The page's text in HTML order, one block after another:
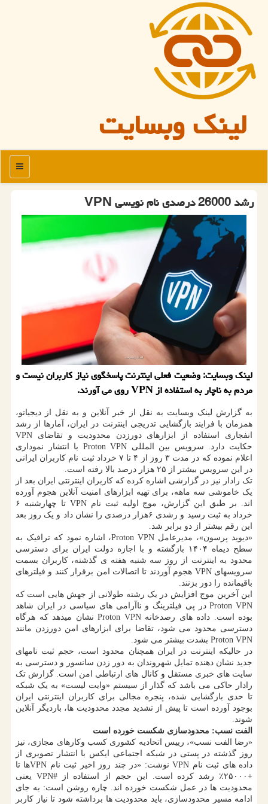
لینک وبسایت
منو
رشد 26000 درصدی نام نویسی VPN
لینک وبسایت: وضعیت فعلی اینترنت پاسخگوی نیاز کاربران نیست و
مردم به ناچار به استفاده از VPN روی می آورند.
به گزارش لینک وبسایت به نقل از خبر آنلاین و به نقل از دیجیاتو،
همزمان با فرایند بازگشایی تدریجی اینترنت در ایران، آمارها از رشد
انفجاری استفاده از ابزارهای دورزدن محدودیت و تقاضای VPN
حکایت دارد. سرویس بین المللی Proton VPN با انتشار نموداری
اعلام نموده که در مدت ۳ روز از ۴ تا ۷ خرداد ثبت نام کاربران ایرانی
در این سرویس بیشتر از ۲۵ هزار درصد بالا رفته است.
تک رادار نیز در گزارشی اشاره کرده که کاربران اینترنتی ایران بعد از
یک خاموشی سه ماهه، برای تهیه ابزارهای امنیت آنلاین هجوم آورده
اند. بر طبق این گزارش، موج اولیه ثبت نام VPN تا چهارشنبه ۶
خرداد به ثبت رسید و رشدی ۶هزار درصدی را نشان داد و یک روز بعد
این رقم بیشتر از دو برابر شد.
«دیوید پرسون»، مدیرعامل Proton VPN، اشاره نمود که ترافیک به
سطح دیماه ۱۴۰۴ بازگشته و با اجازه دولت ایران برای دسترسی
محدود به اینترنت از روز سه شنبه هفته ی گذشته، کاربران بسمت
سرویسهای VPN هجوم آوردند تا اتصالات امن برقرار کنند و فیلترهای
باقیمانده را دور بزنند.
این آخرین موج افزایش در یک رشته طولانی از جهش هایی است که
Proton VPN در پی فیلترینگ و ناآرامی های سیاسی در ایران شاهد
بوده است. داده های رصدخانه Proton VPN نشان میدهد که هرگاه
دسترسی محدود می شود، تقاضا برای ابزارهای امن دورزدن مانند
Proton VPN بشدت بیشتر می شود.
در حالیکه اینترنت در ایران همچنان محدود است، حجم ثبت نامهای
جدید نشان دهنده تمایل شهروندان به دور زدن سانسور و دسترسی به
سایت های خبری مستقل و کانال های ارتباطی امن است. گزارش تک
رادار حاکی می باشد که گذار از سیستم «وایت لیست» به یک شبکه
تا حدی بازگشایی شده، پنجره مجالی برای کاربران اینترنتی ایران
بوجود آورده است تا پیش از تشدید مجدد محدودیت ها، باردیگر آنلاین
شوند.
الفت نسب: محدودسازی شکست خورده است
«رضا الفت نسب»، رییس اتحادیه کشوری کسب وکارهای مجازی، نیز
روز گذشته در پستی در شبکه اجتماعی ایکس با انتشار تصویری از
داده های ثبت نام VPN نوشت: «در چند روز اخیر ثبت نام VPNها تا
+۲۵۰۰۰٪ رشد کرده است. این حجم از استفاده از #VPN یعنی
محدودیت ها در عمل شکست خورده اند. چاره روشن است: به جای
ادامه مسیر محدودسازی، باید محدودیت ها برداشته شود تا نیاز کاربر